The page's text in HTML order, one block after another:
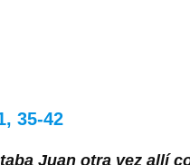
35-42
Juan otra vez allí